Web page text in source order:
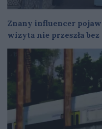
Znany influencer
wizyta nie przeszła bez